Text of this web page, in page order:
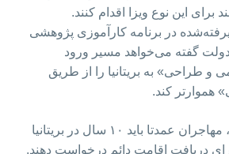
برای این نوع ویزا اقدام کنند.
در برنامه کارآموزی پژوهشی
گفته می‌خواهد مسیر ورود
و طراحی» به بریتانیا را از طریق
هموارتر کند.
بر اساس برنامه جدید، مهاجران عمدتا باید ۱۰ سال در بریتانیا
برای دریافت اقامت دائم درخواست دهند.